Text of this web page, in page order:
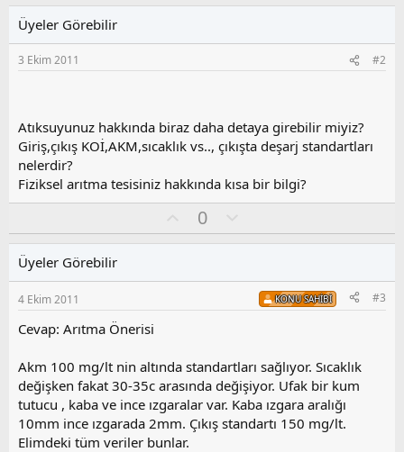
Üyeler Görebilir
3 Ekim 2011 #2
Atıksuyunuz hakkında biraz daha detaya girebilir miyiz?
Giriş,çıkış KOİ,AKM,sıcaklık vs.., çıkışta deşarj standartları
nelerdir?
Fiziksel arıtma tesisiniz hakkında kısa bir bilgi?
y
0
l
s
u
y
l
a
Üyeler Görebilir
4 Ekim 2011 KONU SAHIBI #3
Cevap: Arıtma Önerisi
Akm 100 mg/lt nin altında standartları sağlıyor. Sıcaklık
değişken fakat 30-35c arasında değişiyor. Ufak bir kum
tutucu , kaba ve ince ızgaralar var. Kaba ızgara aralığı
10mm ince ızgarada 2mm. Çıkış standartı 150 mg/lt.
Elimdeki tüm veriler bunlar.